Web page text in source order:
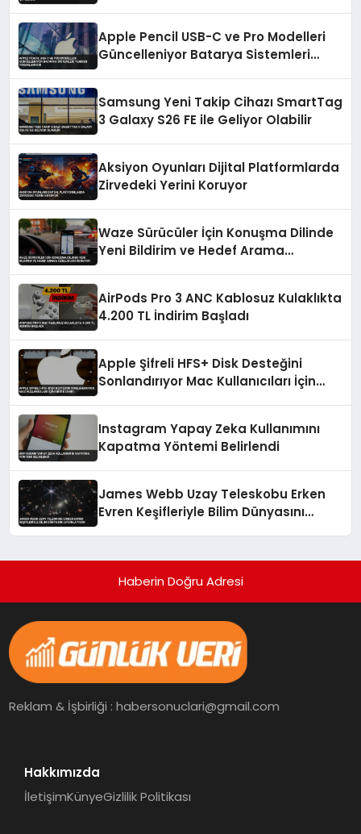
Apple Pencil USB-C ve Pro Modelleri
Güncelleniyor Batarya Sistemleri
Samsung Yeni Takip Cihazı SmartTag
3 Galaxy S26 FE ile Geliyor Olabilir
Aksiyon Oyunları Dijital Platformlarda
Zirvedeki Yerini Koruyor
Waze Sürücüler İçin Konuşma Dilinde
Yeni Bildirim ve Hedef Arama
AirPods Pro 3 ANC Kablosuz Kulaklıkta
4.200 TL İndirim Başladı
Apple Şifreli HFS+ Disk Desteğini
Sonlandırıyor Mac Kullanıcıları İçin
Instagram Yapay Zeka Kullanımını
Kapatma Yöntemi Belirlendi
James Webb Uzay Teleskobu Erken
Evren Keşifleriyle Bilim Dünyasını
Haberin Doğru Adresi
Reklam & İşbirliği : habersonuclari@gmail.com
Hakkımızda
İletişimKünyeGizlilik Politikası